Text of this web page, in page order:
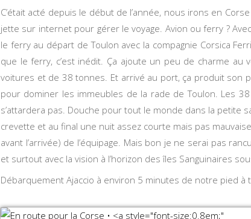
C’était acté depuis le début de l’année, nous irons en
jette sur internet pour gérer le voyage. Avion ou ferry ?
le ferry au départ de Toulon avec la compagnie Corsica
que le ferry, c’est inédit. Ça ajoute un peu de charme
voitures et de 38 tonnes. Et arrivé au port, ça produit
pour dominer les immeubles de la rade de Toulon. Les
s’attardera pas. Douche pour tout le monde dans la petite
crevette et au final une nuit assez courte mais pas
avant l’arrivée) de l’équipage. Mais bon je ne serai pas
et surtout avec la vision à l’horizon des îles Sanguinaires
Débarquement Ajaccio à environ 5 minutes de notre pied à